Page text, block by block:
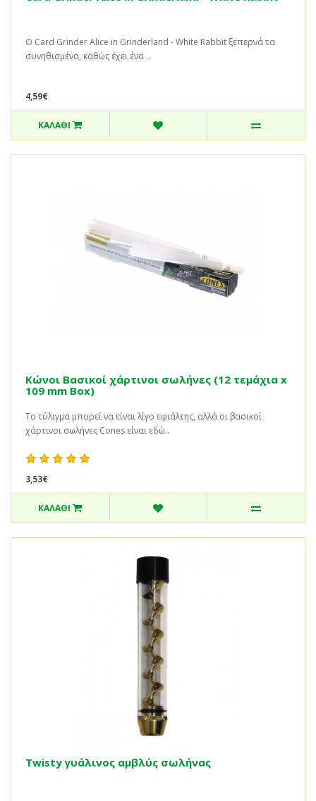
Ο Card Grinder Alice in Grinderland - White Rabbit ξεπερνά τα
συνηθισμένα, καθώς έχει ένα ..
4,59€
ΚΑΛΆΘΙ
Κώνοι Βασικοί χάρτινοι σωλήνες (12 τεμάχια x
109 mm Box)
Το τύλιγμα μπορεί να είναι λίγο εφιάλτης, αλλά οι βασικοί
χάρτινοι σωλήνες Cones είναι εδώ..
3,53€
ΚΑΛΆΘΙ
Twisty γυάλινος αμβλύς σωλήνας